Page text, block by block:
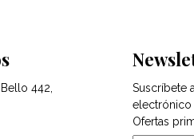
442,
Suscríbete
electrónico
Ofertas